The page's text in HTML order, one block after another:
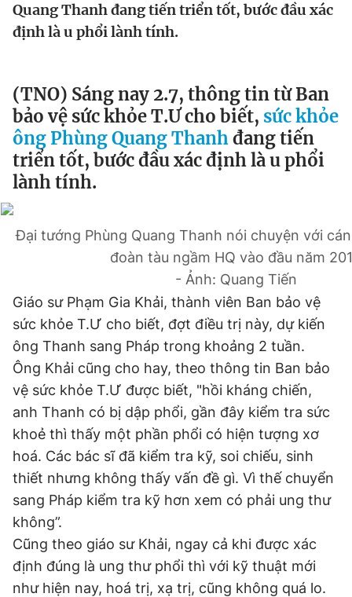
Sản phẩm khác
Tiện ích Bạn cần biết
Thông tin tòa soạn Liên hệ quảng cáo
Theo dõi báo trên
Hotline
0906 645 777
Liên hệ quảng cáo
0908 780 404
Đặt báo Quảng cáo RSS Tòa soạn Chính sách bảo
Tổng biên tập: Nguyễn Ngọc Toàn
Phó tổng biên tập thường trực: Hải Thành
Phó tổng biên tập: Lâm Hiếu Dũng
Phó tổng biên tập: Trần Việt Hưng
Tổng thư ký tòa soạn: Đức Trung
Giấy phép xuất bản số 110/GP - BTTTT cấp ngày 24.3.2020
© 2003-2026 Bản quyền thuộc về Báo Thanh Niên. Cấm sao
chép dưới mọi hình thức nếu không có sự chấp thuận bằng văn
bản. Phát triển bởi ePi Technologies, JSC.
Quang Thanh đang tiến triển tốt, bước đầu xác
định là u phổi lành tính.
(TNO) Sáng nay 2.7, thông tin từ Ban
bảo vệ sức khỏe T.Ư cho biết, sức khỏe
ông Phùng Quang Thanhđang tiến
triển tốt, bước đầu xác định là u phổi
lành tính.
Đại tướng Phùng Quang Thanh nói chuyện với
đoàn tàu ngầm HQ vào đầu năm
- Ảnh: Quang Tiến
Giáo sư Phạm Gia Khải, thành viên Ban bảo vệ
sức khỏe T.Ư cho biết, đợt điều trị này, dự kiến
ông Thanh sang Pháp trong khoảng 2 tuần.
Ông Khải cũng cho hay, theo thông tin Ban bảo
vệ sức khỏe T.Ư được biết, "hồi kháng chiến,
anh Thanh có bị dập phổi, gần đây kiểm tra sức
khoẻ thì thấy một phần phổi có hiện tượng xơ
hoá. Các bác sĩ đã kiểm tra kỹ, soi chiếu, sinh
thiết nhưng không thấy vấn đề gì. Vì thế chuyển
sang Pháp kiểm tra kỹ hơn xem có phải ung thư
không”.
Cũng theo giáo sư Khải, ngay cả khi được xác
định đúng là ung thư phổi thì với kỹ thuật mới
như hiện nay, hoá trị, xạ trị, cũng không quá lo.